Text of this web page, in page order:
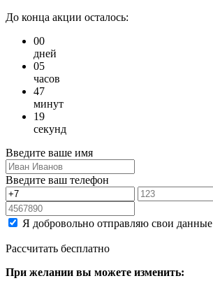
До конца акции осталось:
00
дней
05
часов
47
минут
19
секунд
Введите ваше имя
Введите ваш телефон
Я добровольно отправляю свои данные
Рассчитать бесплатно
При желании вы можете изменить: